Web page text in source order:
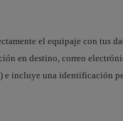
el equipaje con tus
en destino, correo
e incluye una identificación